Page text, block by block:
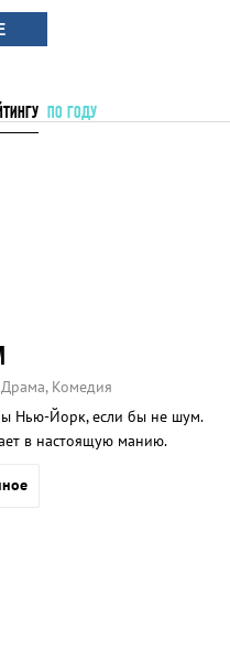
ПО ГОДУ
Комедия
Нью-Йорк, если бы не шум.
в настоящую манию.